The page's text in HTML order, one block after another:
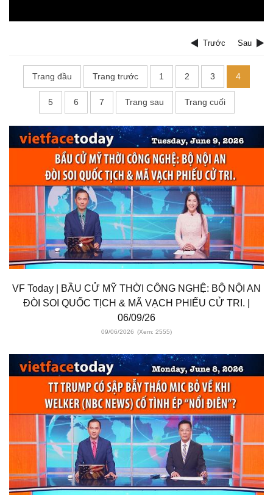
Trước Sau
Trang đầu Trang trước 1 2 3 4
5 6 7 Trang sau Trang cuối
VF Today | BẦU CỬ MỸ THỜI CÔNG NGHỆ: BỘ NỘI AN
ĐÒI SOI QUỐC TỊCH & MÃ VẠCH PHIẾU CỬ TRI. |
06/09/26
09/06/2026 (Xem: 2555)